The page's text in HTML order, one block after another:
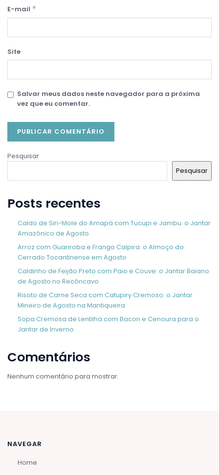
E-mail *
Site
Salvar meus dados neste navegador para a próxima
vez que eu comentar.
Pesquisar
Pesquisar
Posts recentes
Caldo de Siri-Mole do Amapá com Tucupi e Jambu: o Jantar
Amazônico de Agosto
Arroz com Guariroba e Frango Caipira: o Almoço do
Cerrado Tocantinense em Agosto
Caldinho de Feijão Preto com Paio e Couve: o Jantar Baiano
de Agosto no Recôncavo
Risoto de Carne Seca com Catupiry Cremoso: o Jantar
Mineiro de Agosto na Mantiqueira
Sopa Cremosa de Lentilha com Bacon e Cenoura para o
Jantar de Inverno
Comentários
Nenhum comentário para mostrar.
NAVEGAR
Home